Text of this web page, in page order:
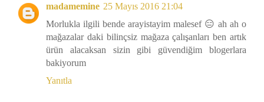
madamemine 25 Mayıs 2016 21:04
Morlukla ilgili bende arayistayim malesef 😑 ah ah o
mağazalar daki bilinçsiz mağaza çalışanları ben artık
ürün alacaksan sizin gibi güvendiğim blogerlara
bakiyorum
Yanıtla